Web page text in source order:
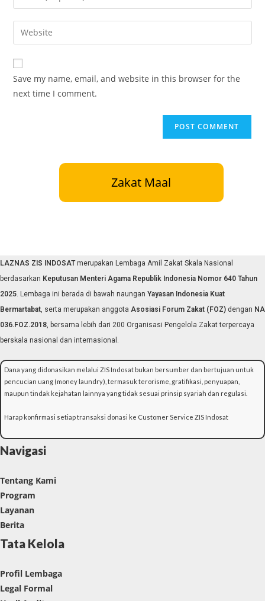
comment
your
email
address
comment
Enter
your
website
URL
(optional)
Save my name, email, and website in this browser for the
next time I comment.
Zakat Maal
LAZNAS ZIS INDOSATmerupakan Lembaga Amil Zakat Skala Nasional
berdasarkan Keputusan Menteri Agama Republik Indonesia Nomor 640 Tahun
2025. Lembaga ini berada di bawah naungan Yayasan Indonesia Kuat
Bermartabat, serta merupakan anggota Asosiasi Forum Zakat (FOZ) dengan NA
036.FOZ.2018, bersama lebih dari 200 Organisasi Pengelola Zakat terpercaya
berskala nasional dan internasional.
Dana yang didonasikan melalui ZIS Indosat bukan bersumber dan bertujuan untuk
pencucian uang (money laundry), termasuk terorisme, gratifikasi, penyuapan,
maupun tindak kejahatan lainnya yang tidak sesuai prinsip syariah dan regulasi.
Harap konfirmasi setiap transaksi donasi ke Customer Service ZIS Indosat
Navigasi
Tentang Kami
Program
Layanan
Berita
Tata Kelola
Profil Lembaga
Legal Formal